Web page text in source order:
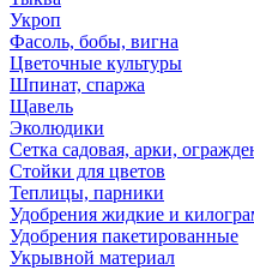
Укроп
Фасоль, бобы, вигна
Цветочные культуры
Шпинат, спаржа
Щавель
Эколюдики
Сетка садовая, арки,
Стойки для цветов
Теплицы, парники
Удобрения жидкие и
Удобрения пакетированные
Укрывной материал